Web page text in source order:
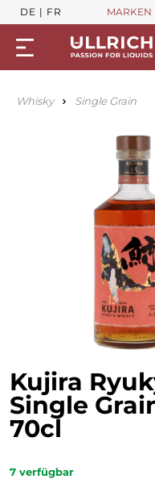
DE FR MARKEN
Whisky Single Grain
Kujira
Single
70cl
7 verfügbar